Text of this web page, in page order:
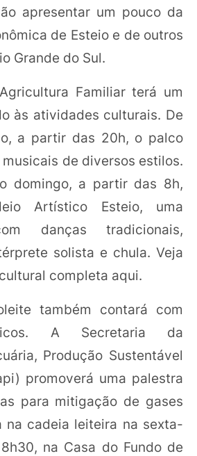
apresentar um pouco da
de Esteio e de outros
Grande do Sul.
Familiar terá um
às atividades culturais. De
a partir das 20h, o palco
de diversos estilos.
domingo, a partir das 8h,
Artístico Esteio, uma
danças tradicionais,
solista e chula. Veja
completa aqui.
também contará com
A Secretaria da
Produção Sustentável
promoverá uma palestra
para mitigação de gases
na cadeia leiteira na sexta-
na Casa do Fundo de